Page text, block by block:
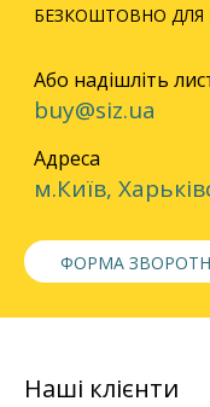
БЕЗКОШТОВНО ДЛЯ
Або надішліть
buy@siz.ua
Адреса
м.Київ,
ФОРМА
Наші клієнти